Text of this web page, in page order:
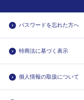
パスワードを忘れた方へ
特商法に基づく表示
個人情報の取扱について